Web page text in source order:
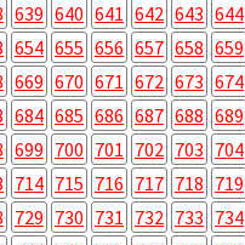
639 640 641 642 643 644
654 655 656 657 658 659
669 670 671 672 673 674
684 685 686 687 688 689
699 700 701 702 703 704
714 715 716 717 718 719
729 730 731 732 733 734